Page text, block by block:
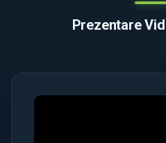
Prezentare